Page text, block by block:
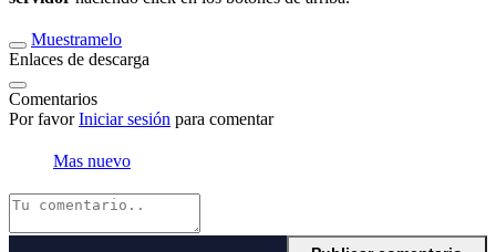
Muestramelo
Enlaces de descarga
Comentarios
Por favorIniciar sesión para comentar
Mas nuevo